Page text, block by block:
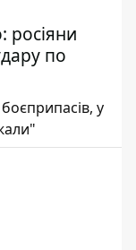
росіяни
по
у